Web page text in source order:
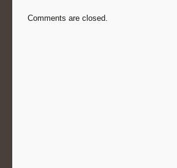
Comments are closed.